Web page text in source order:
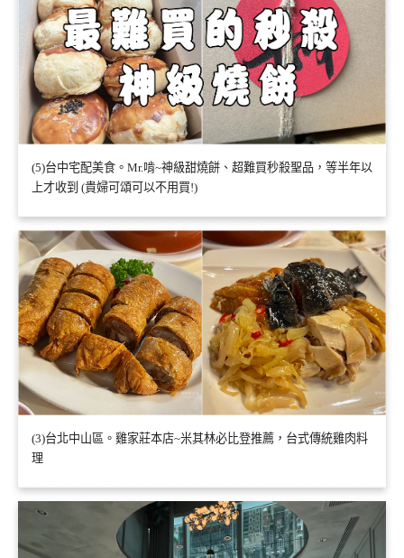
(5)台中宅配美食。Mr.啃~神級甜燒餅、超難買秒殺聖品，等半年以
上才收到 (貴婦可頌可以不用買!)
(3)台北中山區。雞家莊本店~米其林必比登推薦，台式傳統雞肉料
理